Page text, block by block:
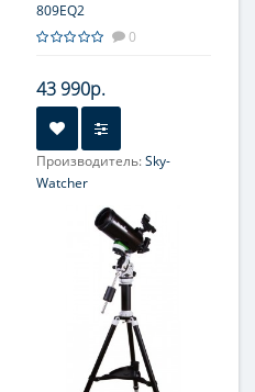
809EQ2
0
43 990р.
Производитель:Sky-
Watcher
Увеличение, крат:
Диаметр главного зеркала
(апертура), мм:
Фокусное расстояние, мм:
Максимальное полезное